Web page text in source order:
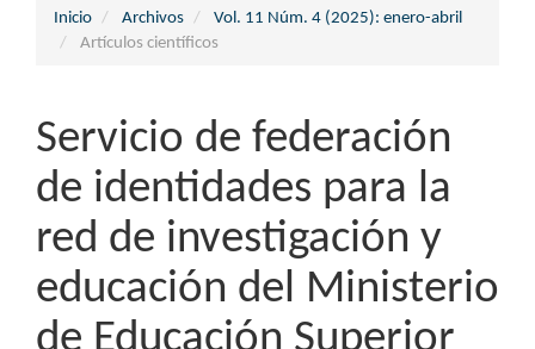
Inicio Archivos
Vol. 11 Núm. 4 (2025): enero-abril
Artículos científicos
Servicio de federación
de identidades para la
red de investigación y
educación del Ministerio